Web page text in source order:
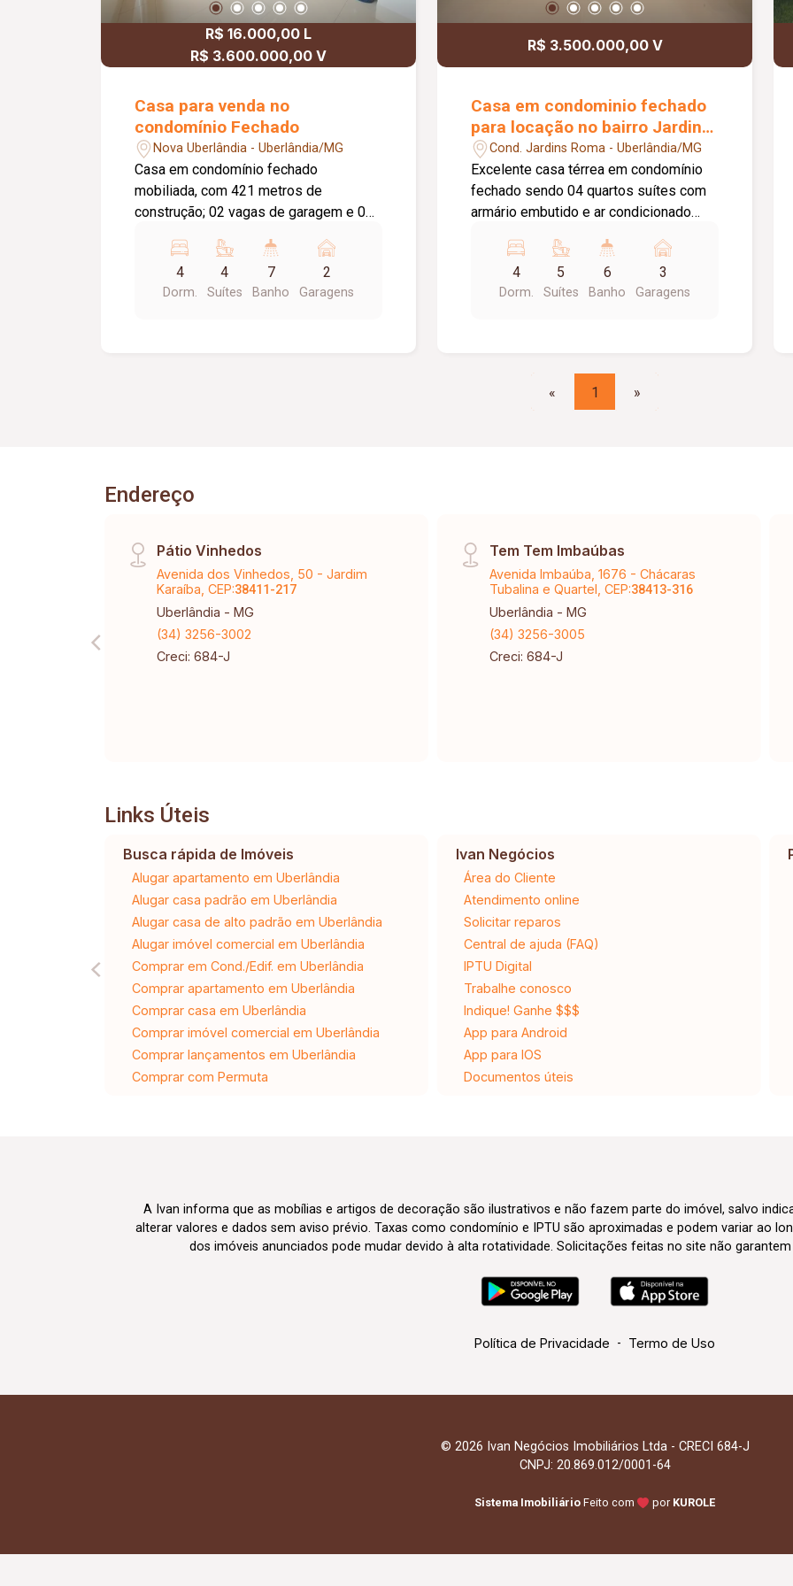
R$ 16.000,00 L
R$ 3.600.000,00 V
Casa para venda no
condomínio Fechado
Nova Uberlândia - Uberlândia/MG
Casa em condomínio fechado
mobiliada, com 421 metros de
construção; 02 vagas de garagem e 02
03 com armário embutido e ar
condicionado 01 com closet; Lavabo,
sala de estar em 02 ambientes, sala de
esportivas e playground.
4
Dorm.
4
Suítes
7
Banho
2
Garagens
R$ 3.500.000,00 V
Casa em condominio fechado
para locação no bairro Jardins
Roma
Cond. Jardins Roma - Uberlândia/MG
Excelente casa térrea em condomínio
fechado sendo 04 quartos suítes com
armário embutido e ar condicionado
home TV com ar condicionado, lavabo,
cozinha planejada com ilha, varanda
gourmet gourmet com churrasqueira,
4
Dorm.
5
Suítes
6
Banho
3
Garagens
« 1 »
Endereço
Pátio Vinhedos
Avenida dos Vinhedos, 50 - Jardim
Karaíba, CEP:38411-217
Uberlândia - MG
(34) 3256-3002
Creci: 684-J
Tem Tem Imbaúbas
Avenida Imbaúba, 1676 - Chácaras
Tubalina e Quartel, CEP:38413-316
Uberlândia - MG
(34) 3256-3005
Creci: 684-J
Links Úteis
Busca rápida de Imóveis
Alugar apartamento em Uberlândia
Alugar casa padrão em Uberlândia
Alugar casa de alto padrão em Uberlândia
Alugar imóvel comercial em Uberlândia
Comprar em Cond./Edif. em Uberlândia
Comprar apartamento em Uberlândia
Comprar casa em Uberlândia
Comprar imóvel comercial em Uberlândia
Comprar lançamentos em Uberlândia
Comprar com Permuta
Ivan Negócios
Área do Cliente
Atendimento online
Solicitar reparos
Central de ajuda (FAQ)
IPTU Digital
Trabalhe conosco
Indique! Ganhe $$$
App para Android
App para IOS
Documentos úteis
A Ivan informa que as mobílias e artigos de decoração são ilustrativos e não fazem parte do imóvel, salvo
alterar valores e dados sem aviso prévio. Taxas como condomínio e IPTU são aproximadas e podem variar ao
dos imóveis anunciados pode mudar devido à alta rotatividade. Solicitações feitas no site não
Política de Privacidade - Termo de Uso
© 2026 Ivan Negócios Imobiliários Ltda - CRECI 684-J
CNPJ: 20.869.012/0001-64
Sistema Imobiliário Feito com por KUROLE